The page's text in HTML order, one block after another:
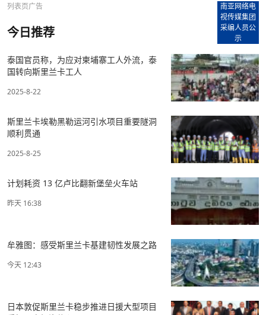
列表页广告
南亚网络电
视传媒集团
采编人员公
示
今日推荐
泰国官员称，为应对柬埔寨工人外流，泰
国转向斯里兰卡工人
2025-8-22
斯里兰卡埃勒黑勒运河引水项目重要隧洞
顺利贯通
2025-8-25
计划耗资 13 亿卢比翻新堡垒火车站
昨天 16:38
牟雅图：感受斯里兰卡基建韧性发展之路
今天 12:43
日本敦促斯里兰卡稳步推进日援大型项目